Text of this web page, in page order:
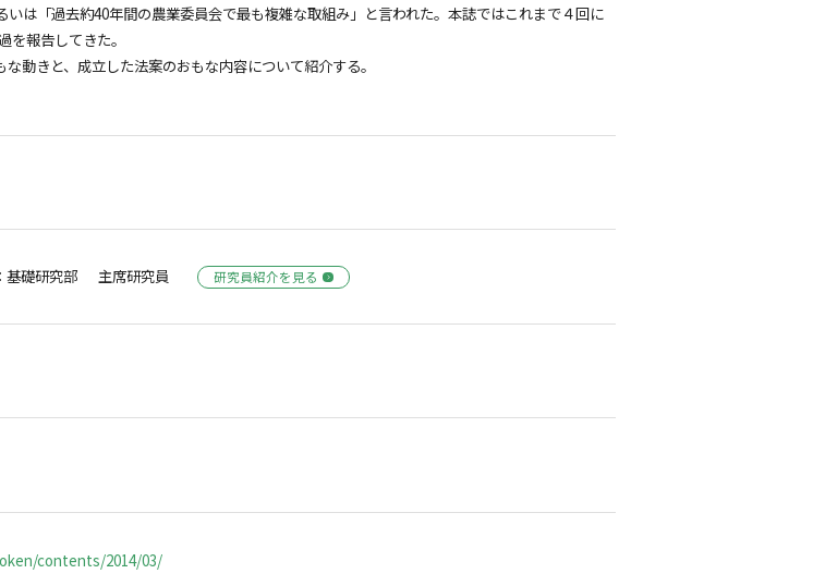
は「過去約40年間の農業委員会で最も複雑な取組み」と言われた。本誌ではこれまで４回に
を報告してきた。
動きと、成立した法案のおもな内容について紹介する。
：基礎研究部 主席研究員 研究員紹介を見る
contents/2014/03/